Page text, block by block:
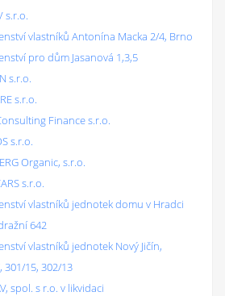
s.r.o.
vlastníků Antonína Macka 2/4, Brno
pro dům Jasanová 1,3,5
s.r.o.
s.r.o.
Finance s.r.o.
s.r.o.
Organic, s.r.o.
s.r.o.
vlastníků jednotek domu v Hradci
642
vlastníků jednotek Nový Jičín,
301/15, 302/13
spol. s r.o. v likvidaci